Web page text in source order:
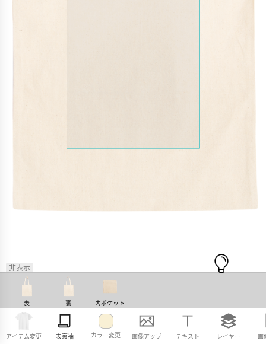
アイテム変更 表裏袖 カラー変更 画像アップ テキスト レイヤー 画
表 裏 内ポケット
非表示